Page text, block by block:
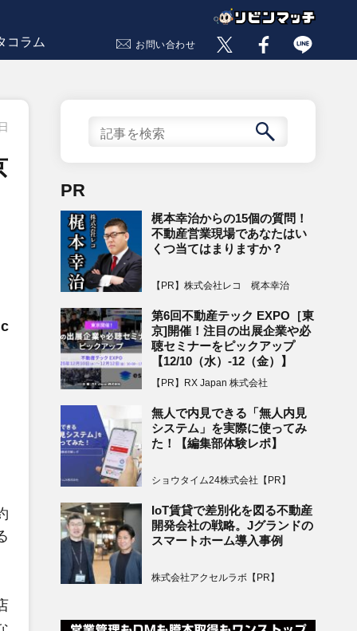
コラム お問い合わせ
PR
梶本幸治からの15個の質問！
不動産営業現場であなたはい
くつ当てはまりますか？
【PR】株式会社レコ 梶本幸治
第6回不動産テック EXPO［東
京]開催！注目の出展企業や必
聴セミナーをピックアップ
【12/10（水）-12（金）】
【PR】RX Japan 株式会社
無人で内見できる「無人内見
システム」を実際に使ってみ
た！【編集部体験レポ】
ショウタイム24株式会社【PR】
IoT賃貸で差別化を図る不動産
開発会社の戦略。Jグランドの
スマートホーム導入事例
株式会社アクセルラボ【PR】